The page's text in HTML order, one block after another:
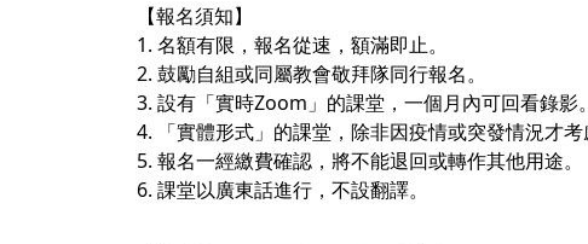
【報名須知】
1. 名額有限，報名從速，額滿即止。
2. 鼓勵自組或同屬教會敬拜隊同行報名。
3. 設有「實時Zoom」的課堂，一個月內可回看錄影。
4. 「實體形式」的課堂，除非因疫情或突發情況才考
5. 報名一經繳費確認，將不能退回或轉作其他用途。
6. 課堂以廣東話進行，不設翻譯。